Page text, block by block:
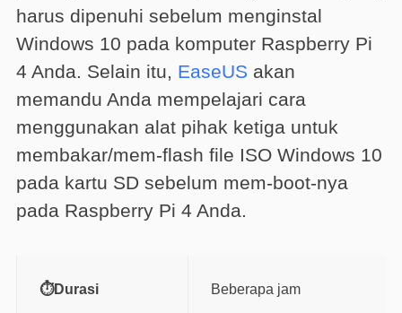
harus dipenuhi sebelum menginstal
Windows 10 pada komputer Raspberry Pi
4 Anda. Selain itu, EaseUS akan
memandu Anda mempelajari cara
menggunakan alat pihak ketiga untuk
membakar/mem-flash file ISO Windows 10
pada kartu SD sebelum mem-boot-nya
pada Raspberry Pi 4 Anda.
⏱️Durasi Beberapa jam